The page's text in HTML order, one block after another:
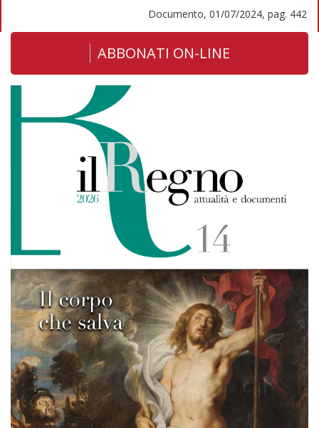
Documento, 01/07/2024, pag. 442
ABBONATI ON-LINE